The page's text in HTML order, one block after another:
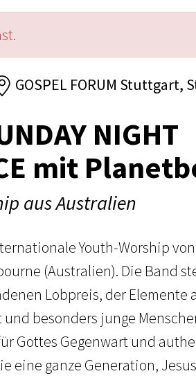
GOSPEL FORUM Stuttgart,
NIGHT
mit
aus Australien
Youth-Worship von
(Australien). Die Band
Lobpreis, der Elemente
besonders junge
Gottes Gegenwart und
eine ganze Generation,